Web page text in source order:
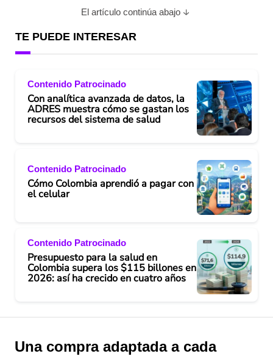
El artículo continúa abajo
TE PUEDE INTERESAR
Contenido Patrocinado
Con analítica avanzada de datos, la
ADRES muestra cómo se gastan los
recursos del sistema de salud
Contenido Patrocinado
Cómo Colombia aprendió a pagar con
el celular
Contenido Patrocinado
Presupuesto para la salud en
Colombia supera los $115 billones en
2026: así ha crecido en cuatro años
Una compra adaptada a cada